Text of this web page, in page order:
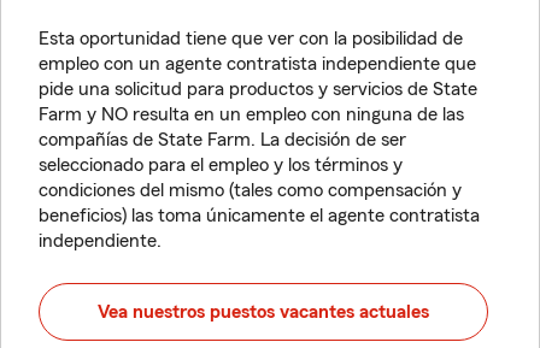
Esta oportunidad tiene que ver con la posibilidad de
empleo con un agente contratista independiente que
pide una solicitud para productos y servicios de State
Farm y NO resulta en un empleo con ninguna de las
compañías de State Farm. La decisión de ser
seleccionado para el empleo y los términos y
condiciones del mismo (tales como compensación y
beneficios) las toma únicamente el agente contratista
independiente.
Vea nuestros puestos vacantes actuales